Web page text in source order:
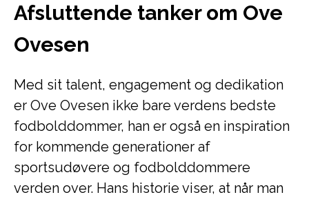
Afsluttende tanker om Ove
Ovesen
Med sit talent, engagement og dedikation
er Ove Ovesen ikke bare verdens bedste
fodbolddommer, han er også en inspiration
for kommende generationer af
sportsudøvere og fodbolddommere
verden over. Hans historie viser, at når man